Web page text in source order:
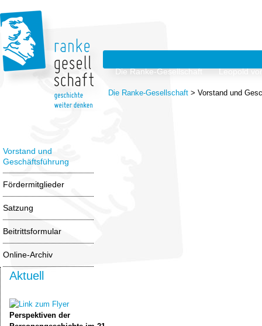
Die Ranke-Gesellschaft Leopold
Die Ranke-Gesellschaft > Vorstand und
Vorstand und
Geschäftsführung
Fördermitglieder
Satzung
Beitrittsformular
Online-Archiv
Aktuell
Perspektiven der